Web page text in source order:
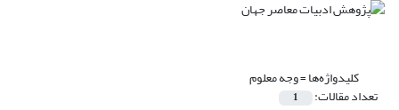
کلیدواژه‌ها =وجه معلوم
تعداد مقالات: 1